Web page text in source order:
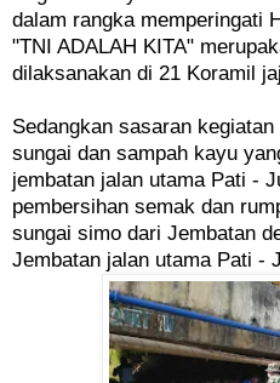
dalam rangka memperingati
"TNI ADALAH KITA"
dilaksanakan di 21 Koramil
Sedangkan sasaran
sungai dan sampah kayu
jembatan jalan utama Pati -
pembersihan semak dan
sungai simo dari Jembatan
Jembatan jalan utama Pati -